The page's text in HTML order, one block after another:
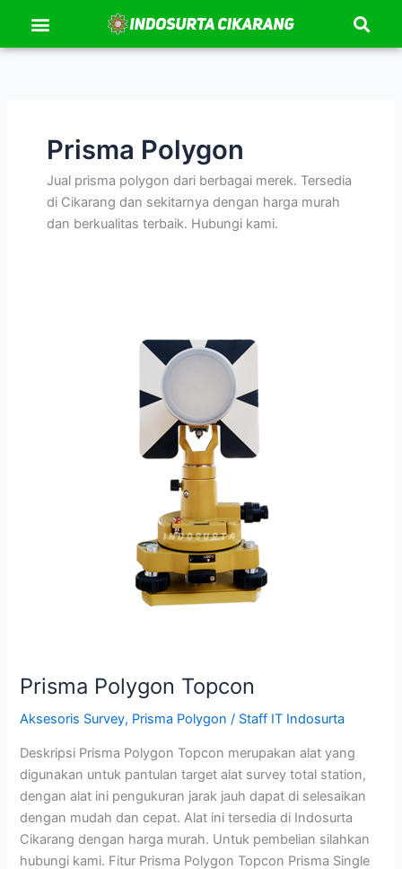
konten
Menu
Prisma Polygon
Jual prisma polygon dari berbagai merek. Tersedia
di Cikarang dan sekitarnya dengan harga murah
dan berkualitas terbaik. Hubungi kami.
Prisma Polygon Topcon
Aksesoris Survey, Prisma Polygon / Staff IT Indosurta
Deskripsi Prisma Polygon Topcon merupakan alat yang
digunakan untuk pantulan target alat survey total station,
dengan alat ini pengukuran jarak jauh dapat di selesaikan
dengan mudah dan cepat. Alat ini tersedia di Indosurta
Cikarang dengan harga murah. Untuk pembelian silahkan
hubungi kami. Fitur Prisma Polygon Topcon Prisma Single